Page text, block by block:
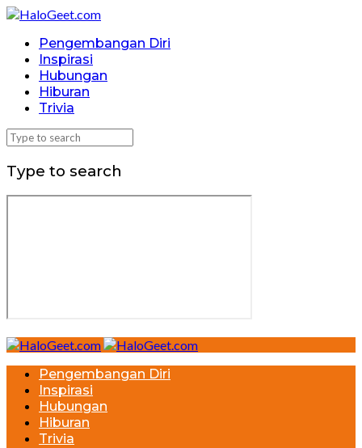
Pengembangan Diri
Inspirasi
Hubungan
Hiburan
Trivia
Type to search
Pengembangan Diri
Inspirasi
Hubungan
Hiburan
Trivia